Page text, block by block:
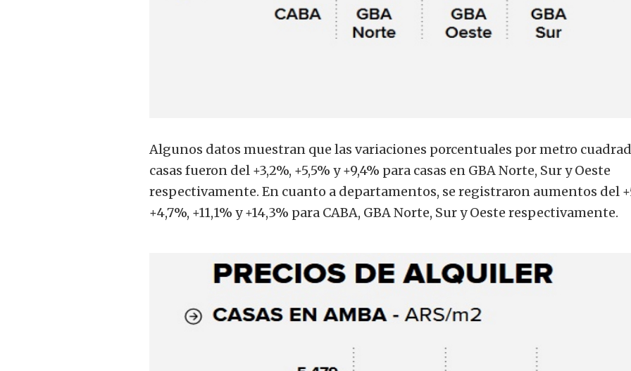
Algunos datos muestran que las variaciones porcentuales por metro
casas fueron del +3,2%, +5,5% y +9,4% para casas en GBA Norte, Sur y Oeste
respectivamente. En cuanto a departamentos, se registraron aumentos del
+4,7%, +11,1% y +14,3% para CABA, GBA Norte, Sur y Oeste respectivamente.